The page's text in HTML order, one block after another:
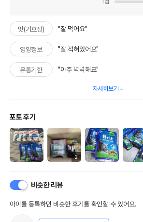
1 점
맛(기호성) "잘 먹어요"
영양정보 "잘 적혀있어요"
유통기한 "아주 넉넉해요"
자세히보기
포토 후기
2
비슷한 리뷰
아이를 등록하면 비슷한 후기를 확인할 수 있어요.